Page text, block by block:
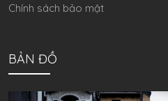
Chính sách bảo mật
BẢN ĐỒ